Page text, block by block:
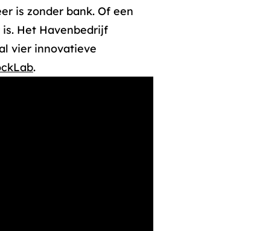
is zonder bank. Of een
Het Havenbedrijf
vier innovatieve
.